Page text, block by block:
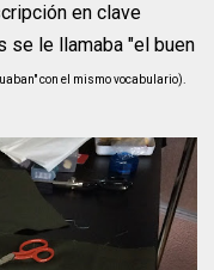
en clave
se le llamaba "el buen
con el mismo vocabulario).